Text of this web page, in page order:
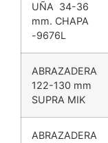
UÑA 34-36
mm. CHAPA
-9676L
ABRAZADERA
122-130 mm
SUPRA MIK
ABRAZADERA